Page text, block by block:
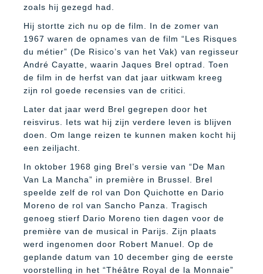
zoals hij gezegd had.
Hij stortte zich nu op de film. In de zomer van
1967 waren de opnames van de film “Les Risques
du métier” (De Risico’s van het Vak) van regisseur
André Cayatte, waarin Jaques Brel optrad. Toen
de film in de herfst van dat jaar uitkwam kreeg
zijn rol goede recensies van de critici.
Later dat jaar werd Brel gegrepen door het
reisvirus. Iets wat hij zijn verdere leven is blijven
doen. Om lange reizen te kunnen maken kocht hij
een zeiljacht.
In oktober 1968 ging Brel’s versie van “De Man
Van La Mancha” in première in Brussel. Brel
speelde zelf de rol van Don Quichotte en Dario
Moreno de rol van Sancho Panza. Tragisch
genoeg stierf Dario Moreno tien dagen voor de
première van de musical in Parijs. Zijn plaats
werd ingenomen door Robert Manuel. Op de
geplande datum van 10 december ging de eerste
voorstelling in het “Théâtre Royal de la Monnaie”